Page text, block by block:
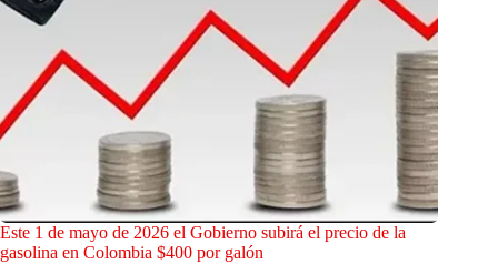
Este 1 de mayo de 2026 el Gobierno subirá el precio de la
gasolina en Colombia $400 por galón